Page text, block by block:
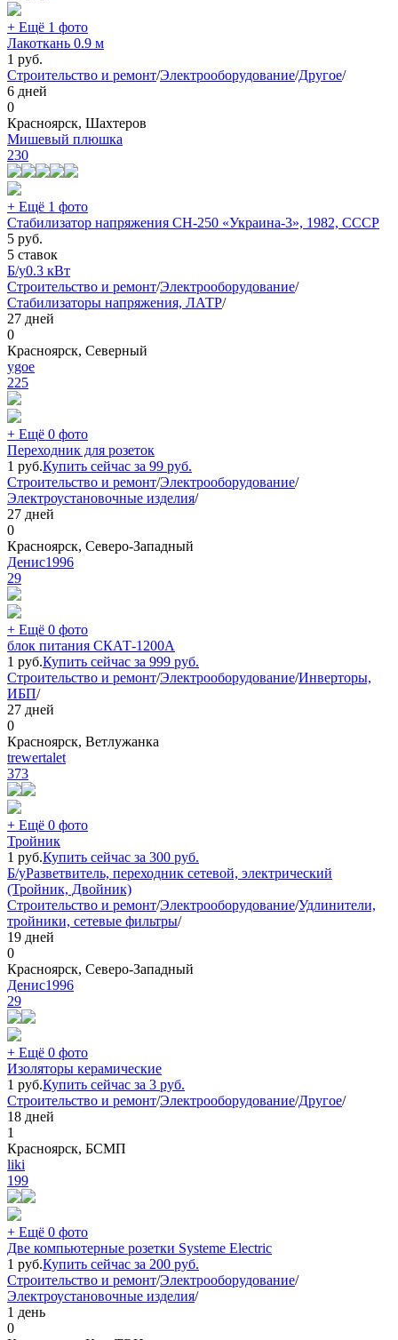
+ Ещё 1 фото
Лакоткань 0.9 м
1 руб.
Строительство и ремонт/Электрооборудование/Другое/
6 дней
0
Красноярск, Шахтеров
Мишевый плюшка
230
+ Ещё 1 фото
Стабилизатор напряжения СН-250 «Украина-3», 1982, СССР
5 руб.
5 ставок
Б/у0.3 кВт
Строительство и ремонт/Электрооборудование/
Стабилизаторы напряжения, ЛАТР/
27 дней
0
Красноярск, Северный
ygoe
225
+ Ещё 0 фото
Переходник для розеток
1 руб.Купить сейчас за 99 руб.
Строительство и ремонт/Электрооборудование/
Электроустановочные изделия/
27 дней
0
Красноярск, Северо-Западный
Денис1996
29
+ Ещё 0 фото
блок питания СКАТ-1200А
1 руб.Купить сейчас за 999 руб.
Строительство и ремонт/Электрооборудование/Инверторы,
ИБП/
27 дней
0
Красноярск, Ветлужанка
trewertalet
373
+ Ещё 0 фото
Тройник
1 руб.Купить сейчас за 300 руб.
Б/уРазветвитель, переходник сетевой, электрический
(Тройник, Двойник)
Строительство и ремонт/Электрооборудование/Удлинители,
тройники, сетевые фильтры/
19 дней
0
Красноярск, Северо-Западный
Денис1996
29
+ Ещё 0 фото
Изоляторы керамические
1 руб.Купить сейчас за 3 руб.
Строительство и ремонт/Электрооборудование/Другое/
18 дней
1
Красноярск, БСМП
liki
199
+ Ещё 0 фото
Две компьютерные розетки Systeme Electric
1 руб.Купить сейчас за 200 руб.
Строительство и ремонт/Электрооборудование/
Электроустановочные изделия/
1 день
0